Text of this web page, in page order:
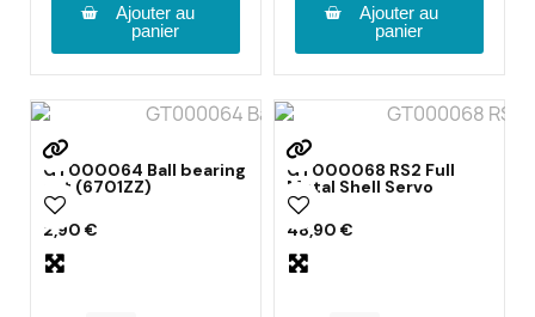
Ajouter au
panier
Ajouter au
panier
GT000064 Ball bearing
set (6701ZZ)
2,90 €
GT000068 RS2 Full
Metal Shell Servo
48,90 €